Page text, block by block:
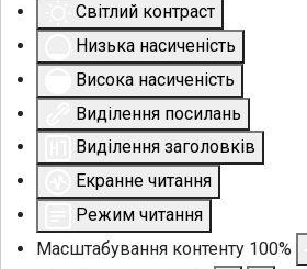
Світлий контраст
Низька насиченість
Висока насиченість
Виділення посилань
Виділення заголовків
Екранне читання
Режим читання
Масштабування контенту 100%